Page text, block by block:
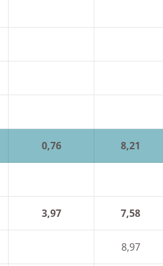
0,76 8,21
3,97 7,58
8,97